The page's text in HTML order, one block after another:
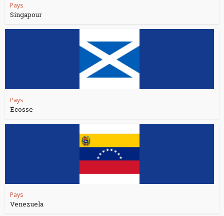
Pays
Singapour
Pays
Ecosse
Pays
Venezuela